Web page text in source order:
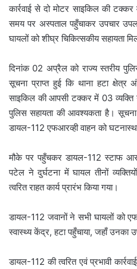
कार्रवाई से दो मोटर साइकिल की
समय पर अस्पताल पहुँचाकर उपचार
घायलों को शीघ्र चिकित्सकीय सहायता
दिनांक 02 अप्रैल को राज्य स्तरीय
सूचना प्राप्त हुई कि थाना हटा
साइकिल की आपसी टक्कर में 03
पुलिस सहायता की आवश्यकता है। सूचना
डायल-112 एफआरव्ही वाहन को
मौके पर पहुँचकर डायल-112 स्टाफ
पटेल ने दुर्घटना में घायल तीनों
त्वरित राहत कार्य प्रारंभ किया गया।
डायल-112 जवानों ने सभी घायलों को
स्वास्थ्य केंद्र, हटा पहुँचाया, जहाँ उनका
डायल-112 की त्वरित एवं प्रभावी